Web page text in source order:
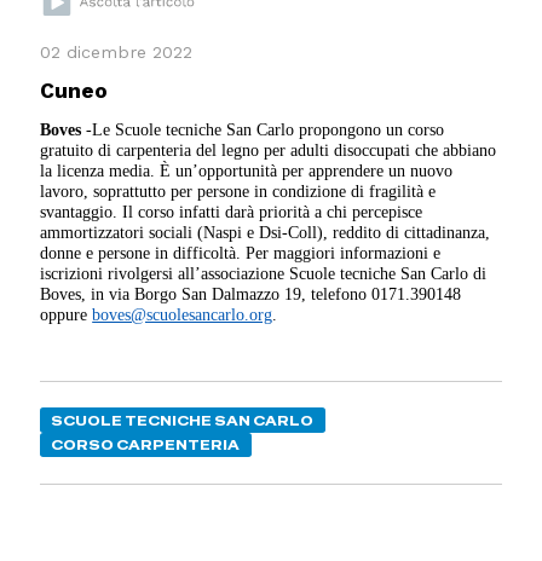
02 dicembre 2022
Cuneo
Boves-Le Scuole tecniche San Carlo propongono un corso
gratuito di carpenteria del legno per adulti disoccupati che abbiano
la licenza media. È un’opportunità per apprendere un nuovo
lavoro, soprattutto per persone in condizione di fragilità e
svantaggio. Il corso infatti darà priorità a chi percepisce
ammortizzatori sociali (Naspi e Dsi-Coll), reddito di cittadinanza,
donne e persone in difficoltà. Per maggiori informazioni e
iscrizioni rivolgersi all’associazione Scuole tecniche San Carlo di
Boves, in via Borgo San Dalmazzo 19, telefono 0171.390148
oppureboves@scuolesancarlo.org
SCUOLE TECNICHE SAN CARLO
CORSO CARPENTERIA